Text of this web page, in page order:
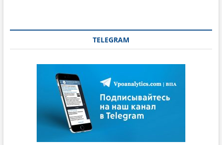
TELEGRAM